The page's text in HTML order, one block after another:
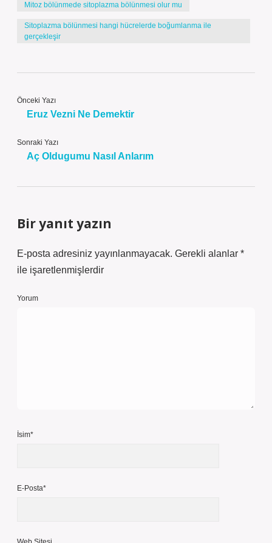
Mitoz bölünmede sitoplazma bölünmesi olur mu
Sitoplazma bölünmesi hangi hücrelerde boğumlanma ile
gerçekleşir
Önceki Yazı
Eruz Vezni Ne Demektir
Sonraki Yazı
Aç Oldugumu Nasıl Anlarım
Bir yanıt yazın
E-posta adresiniz yayınlanmayacak. Gerekli alanlar *
ile işaretlenmişlerdir
Yorum
İsim*
E-Posta*